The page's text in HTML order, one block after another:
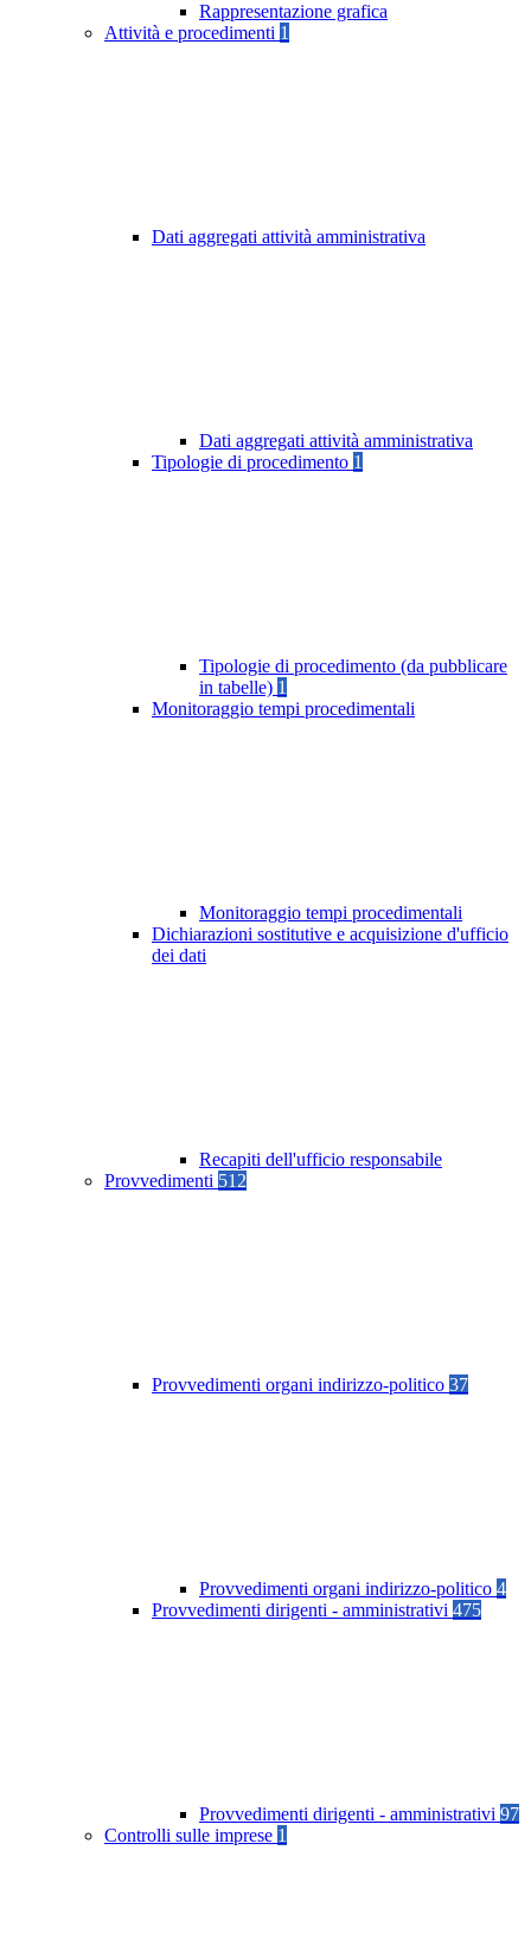
Rappresentazione grafica
Attività e procedimenti 1
Dati aggregati attività amministrativa
Dati aggregati attività amministrativa
Tipologie di procedimento 1
Tipologie di procedimento (da pubblicare
in tabelle) 1
Monitoraggio tempi procedimentali
Monitoraggio tempi procedimentali
Dichiarazioni sostitutive e acquisizione d'ufficio
dei dati
Recapiti dell'ufficio responsabile
Provvedimenti 512
Provvedimenti organi indirizzo-politico 37
Provvedimenti organi indirizzo-politico 4
Provvedimenti dirigenti - amministrativi 475
Provvedimenti dirigenti - amministrativi 97
Controlli sulle imprese 1